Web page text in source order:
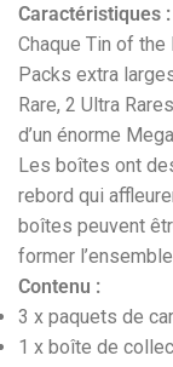
Caractéristiques :
Chaque Tin of the
Packs extra
Rare, 2 Ultra
d’un énorme
Les boîtes ont
rebord qui
boîtes peuvent
former
Contenu :
3 x paquets de
1 x boîte de